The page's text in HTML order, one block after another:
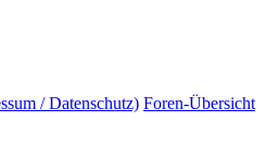
/ Datenschutz) Foren-Übersicht